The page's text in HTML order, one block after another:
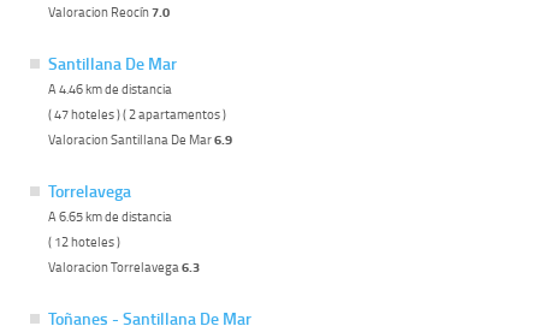
Valoracion Reocín7.0
Santillana De Mar
A 4.46 km de distancia
( 47 hoteles ) ( 2 apartamentos )
Valoracion Santillana De Mar6.9
Torrelavega
A 6.65 km de distancia
( 12 hoteles )
Valoracion Torrelavega 6.3
Toñanes - Santillana De Mar